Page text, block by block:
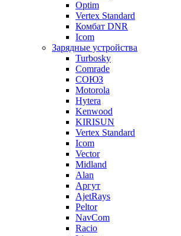
Optim
Vertex Standard
Комбат DNR
Icom
Зарядные устройства
Turbosky
Comrade
СОЮЗ
Motorola
Hytera
Kenwood
KIRISUN
Vertex Standard
Icom
Vector
Midland
Alan
Аргут
AjetRays
Peltor
NavCom
Racio